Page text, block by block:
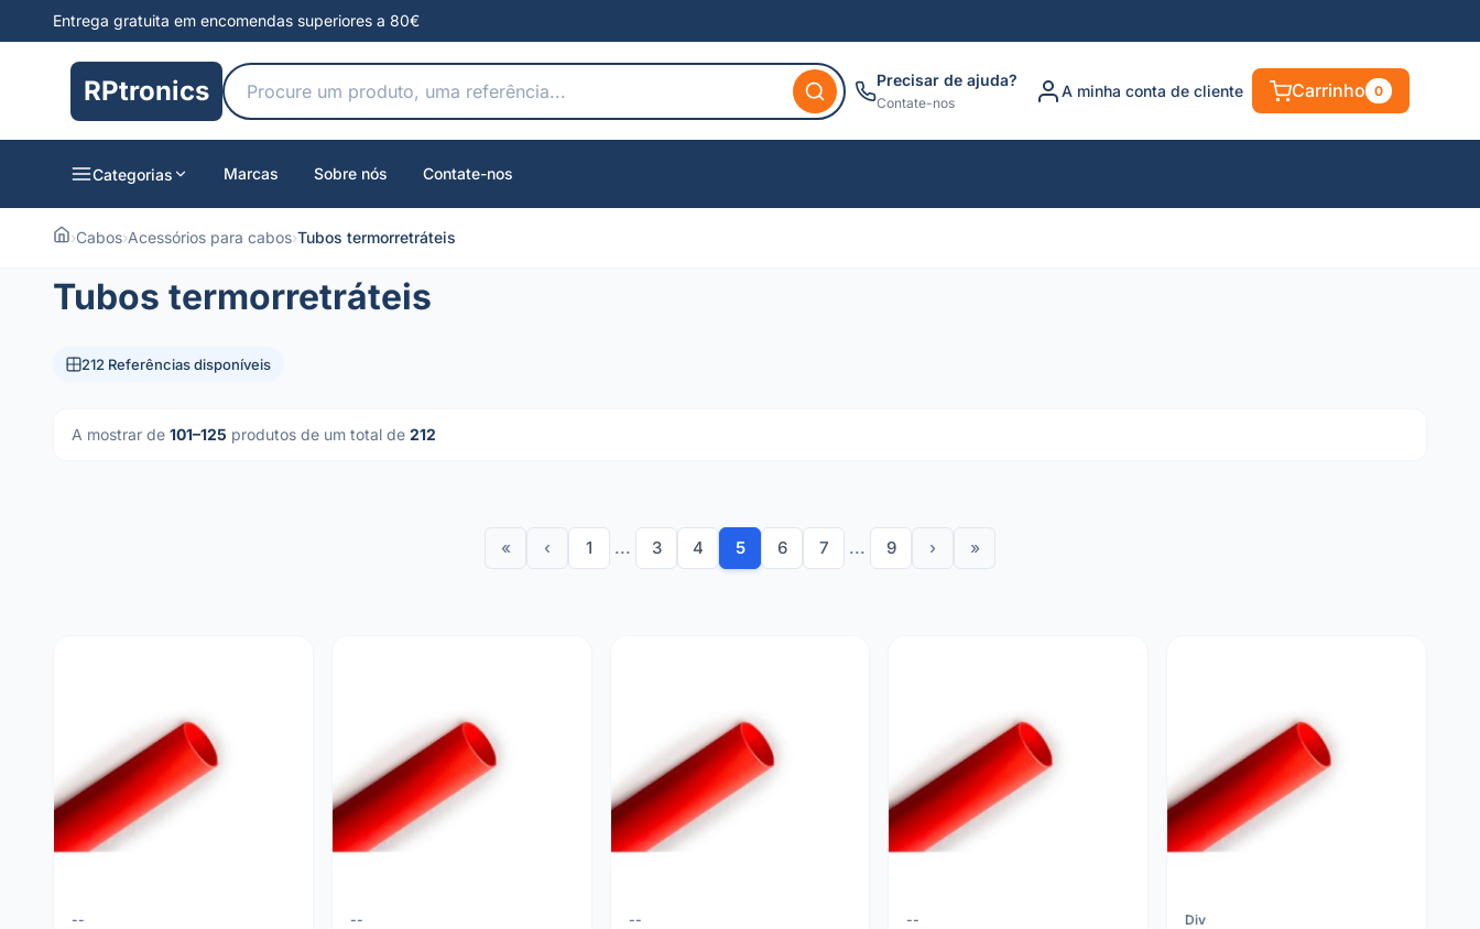
Entrega gratuita em encomendas superiores a 80€
RPtronics Precisar de ajuda?
Contate-nos
A minha conta de cliente Carrinho 0
Categorias Marcas Sobre nós Contate-nos
›Cabos›Acessórios para cabos›Tubos termorretráteis
Tubos termorretráteis
212 Referências disponíveis
A mostrar de 101–125 produtos de um total de 212
« ‹ 1 ... 3 4 5 6 7 ... 9 › »
-- -- -- -- Div